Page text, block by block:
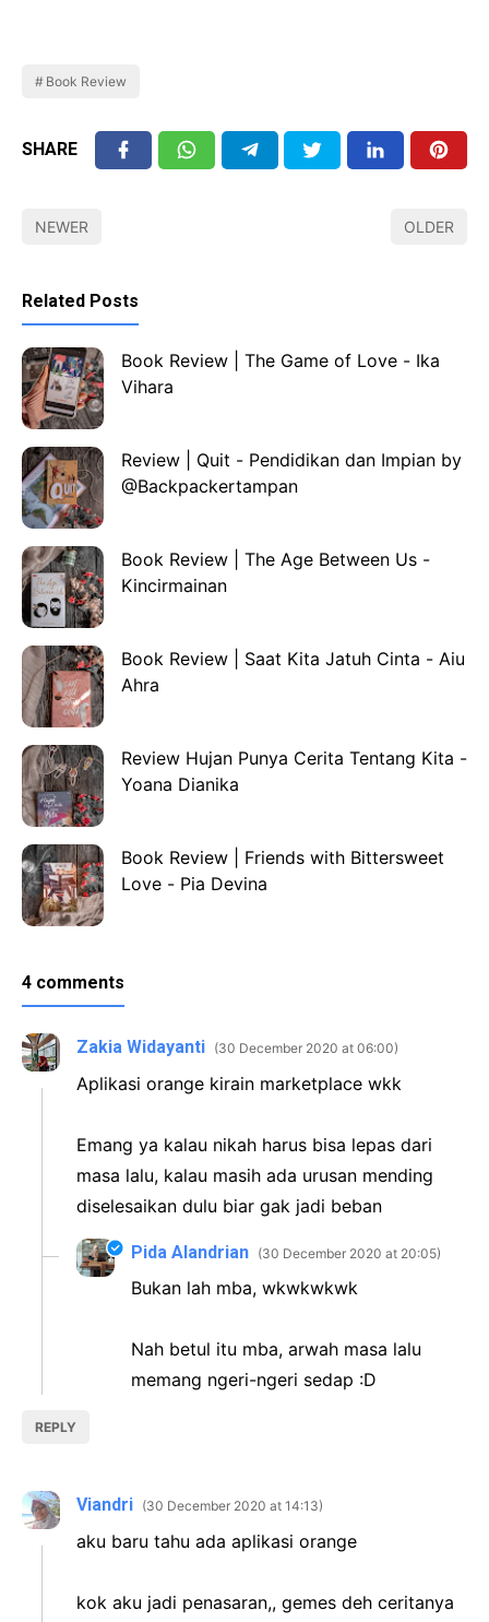
Book Review
SHARE
NEWER OLDER
Related Posts
Book Review | The Game of Love - Ika
Vihara
Review | Quit - Pendidikan dan Impian by
@Backpackertampan
Book Review | The Age Between Us -
Kincirmainan
Book Review | Saat Kita Jatuh Cinta - Aiu
Ahra
Review Hujan Punya Cerita Tentang Kita -
Yoana Dianika
Book Review | Friends with Bittersweet
Love - Pia Devina
4 comments
Zakia Widayanti 30 December 2020 at 06:00
Aplikasi orange kirain marketplace wkk
Emang ya kalau nikah harus bisa lepas dari
masa lalu, kalau masih ada urusan mending
diselesaikan dulu biar gak jadi beban
REPLY
Pida Alandrian 30 December 2020 at 20:05
Bukan lah mba, wkwkwkwk
Nah betul itu mba, arwah masa lalu
memang ngeri-ngeri sedap :D
Viandri 30 December 2020 at 14:13
aku baru tahu ada aplikasi orange
kok aku jadi penasaran,, gemes deh ceritanya